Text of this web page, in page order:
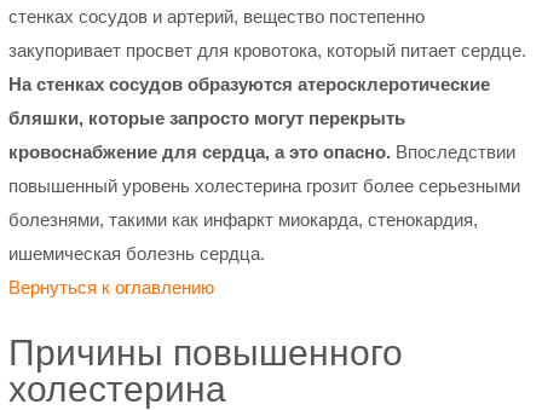
стенках сосудов и артерий, вещество постепенно
закупоривает просвет для кровотока, который питает сердце.
На стенках сосудов образуются атеросклеротические
бляшки, которые запросто могут перекрыть
кровоснабжение для сердца, а это опасно. Впоследствии
повышенный уровень холестерина грозит более серьезными
болезнями, такими как инфаркт миокарда, стенокардия,
ишемическая болезнь сердца.
Вернуться к оглавлению
Причины повышенного
холестерина